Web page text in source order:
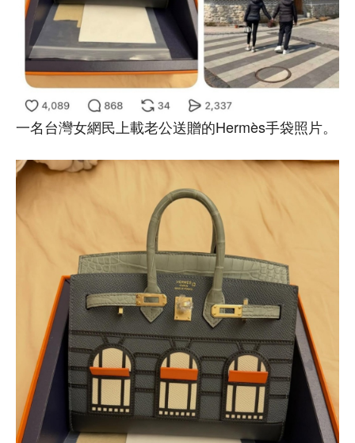
一名台灣女網民上載老公送贈的Hermès手袋照片。